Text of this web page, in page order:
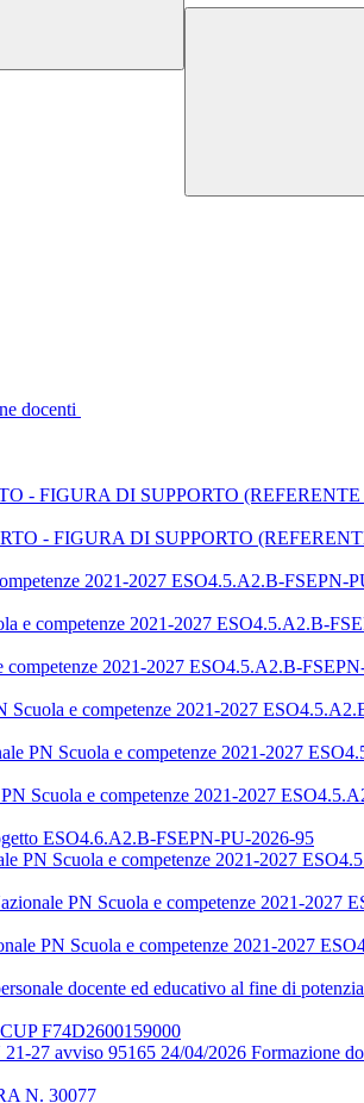
docenti
- FIGURA DI SUPPORTO
- FIGURA DI SUPPORTO
2021-2027 ESO4.5.A2.B-FSEPN-
e competenze 2021-2027 ESO4.5.A2.B-
2021-2027 ESO4.5.A2.B-
e competenze 2021-2027
PN Scuola e competenze 2021-2027
Scuola e competenze 2021-2027
ESO4.6.A2.B-FSEPN-PU-2026-95
PN Scuola e competenze 2021-2027
PN Scuola e competenze 2021-2027
PN Scuola e competenze 2021-2027
docente ed educativo al fine di
F74D2600159000
27 avviso 95165 24/04/2026 Formazione
N. 30077